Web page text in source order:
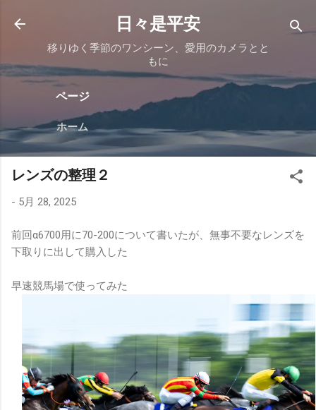
スキップしてメイン コンテンツに移動
日々是平安
移りゆく季節のワンシーン、愛用のカメラとと
もに
ページ
ホーム
レンズの整理２
- 5月 28, 2025
前回α6700用に70-200について書いたが、無事不要なレンズを
下取りに出して購入した
早速競馬場で使ってみた